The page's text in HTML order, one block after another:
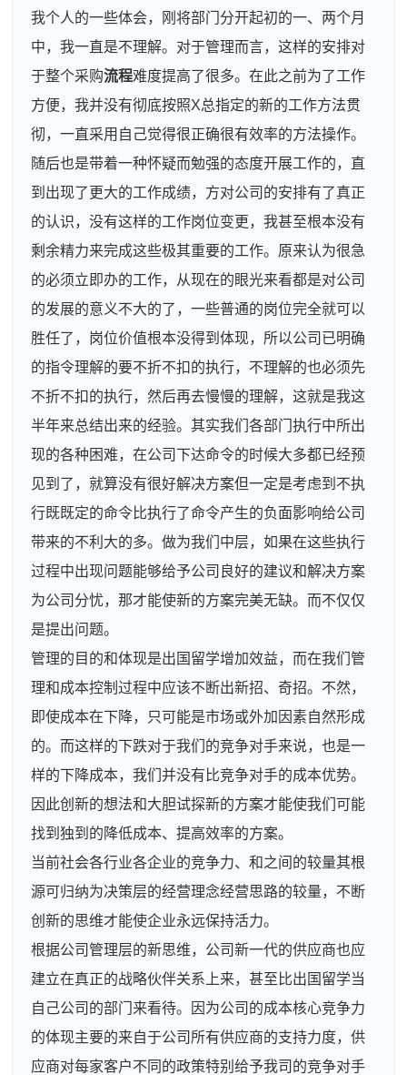
我个人的一些体会，刚将部门分开起初的一、两个月
中，我一直是不理解。对于管理而言，这样的安排对
于整个采购流程难度提高了很多。在此之前为了工作
方便，我并没有彻底按照X总指定的新的工作方法贯
彻，一直采用自己觉得很正确很有效率的方法操作。
随后也是带着一种怀疑而勉强的态度开展工作的，直
到出现了更大的工作成绩，方对公司的安排有了真正
的认识，没有这样的工作岗位变更，我甚至根本没有
剩余精力来完成这些极其重要的工作。原来认为很急
的必须立即办的工作，从现在的眼光来看都是对公司
的发展的意义不大的了，一些普通的岗位完全就可以
胜任了，岗位价值根本没得到体现，所以公司已明确
的指令理解的要不折不扣的执行，不理解的也必须先
不折不扣的执行，然后再去慢慢的理解，这就是我这
半年来总结出来的经验。其实我们各部门执行中所出
现的各种困难，在公司下达命令的时候大多都已经预
见到了，就算没有很好解决方案但一定是考虑到不执
行既既定的命令比执行了命令产生的负面影响给公司
带来的不利大的多。做为我们中层，如果在这些执行
过程中出现问题能够给予公司良好的建议和解决方案
为公司分忧，那才能使新的方案完美无缺。而不仅仅
是提出问题。
管理的目的和体现是出国留学增加效益，而在我们管
理和成本控制过程中应该不断出新招、奇招。不然，
即使成本在下降，只可能是市场或外加因素自然形成
的。而这样的下跌对于我们的竞争对手来说，也是一
样的下降成本，我们并没有比竞争对手的成本优势。
因此创新的想法和大胆试探新的方案才能使我们可能
找到独到的降低成本、提高效率的方案。
当前社会各行业各企业的竞争力、和之间的较量其根
源可归纳为决策层的经营理念经营思路的较量，不断
创新的思维才能使企业永远保持活力。
根据公司管理层的新思维，公司新一代的供应商也应
建立在真正的战略伙伴关系上来，甚至比出国留学当
自己公司的部门来看待。因为公司的成本核心竞争力
的体现主要的来自于公司所有供应商的支持力度，供
应商对每家客户不同的政策特别给予我司的竞争对手